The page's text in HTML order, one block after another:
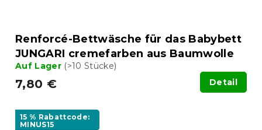
Renforcé-Bettwäsche für das Babybett
JUNGARI cremefarben aus Baumwolle
Auf Lager (>10 Stücke)
7,80 € Detail
15 % Rabattcode:
MINUS15